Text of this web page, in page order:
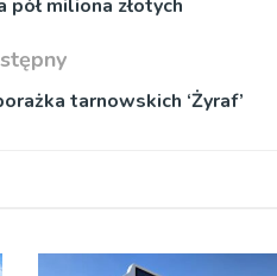
miliona złotych
tarnowskich ‘Żyraf’